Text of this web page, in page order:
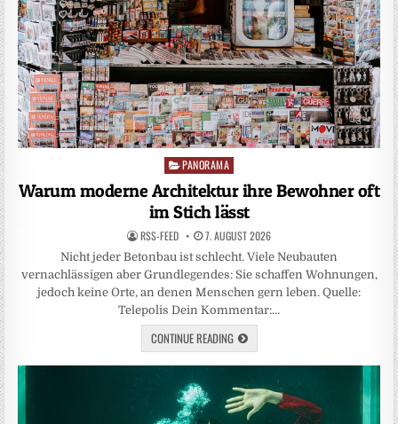
Posted
PANORAMA
Warum moderne Architektur ihre Bewohner oft
im Stich lässt
RSS-FEED 7. AUGUST 2026
Nicht jeder Betonbau ist schlecht. Viele Neubauten
vernachlässigen aber Grundlegendes: Sie schaffen Wohnungen,
jedoch keine Orte, an denen Menschen gern leben. Quelle:
Telepolis Dein Kommentar:…
CONTINUE READING